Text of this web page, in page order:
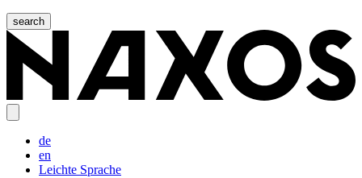
search
de
en
Leichte Sprache